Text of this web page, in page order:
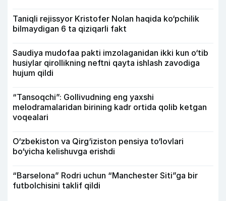
Taniqli rejissyor Kristofer Nolan haqida ko‘pchilik
bilmaydigan 6 ta qiziqarli fakt
Saudiya mudofaa pakti imzolaganidan ikki kun o‘tib
husiylar qirollikning neftni qayta ishlash zavodiga
hujum qildi
“Tansoqchi”: Gollivudning eng yaxshi
melodramalaridan birining kadr ortida qolib ketgan
voqealari
O‘zbekiston va Qirg‘iziston pensiya to‘lovlari
bo‘yicha kelishuvga erishdi
“Barselona” Rodri uchun “Manchester Siti”ga bir
futbolchisini taklif qildi